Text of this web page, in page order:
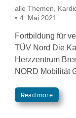
alle Themen
4. Mai 2021
Fortbildung für
TÜV Nord Die
Herzzentrum
NORD Mobilität
Read more